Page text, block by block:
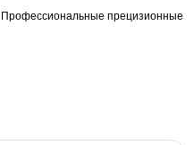
Профессиональные прецизионные